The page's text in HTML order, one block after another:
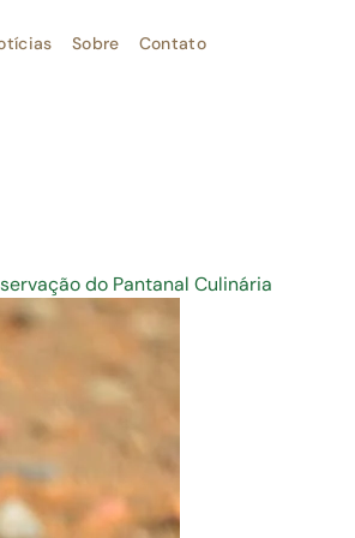
Sobre Contato
do Pantanal Culinária